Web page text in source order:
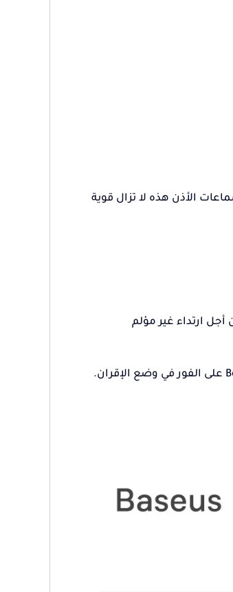
الأذن هذه لا تزال قوية
أجل ارتداء غير مؤلم